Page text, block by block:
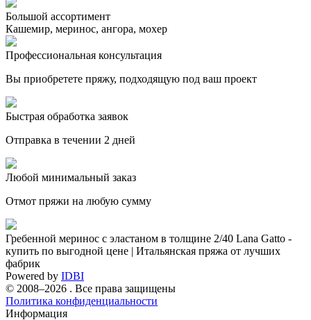
Большой ассортимент
Кашемир, меринос, ангора, мохер
Профессиональная консультация
Вы приобретете пряжу, подходящую под ваш проект
Быстрая обработка заявок
Отправка в течении 2 дней
Любой минимальный заказ
Отмот пряжи на любую сумму
Гребенной меринос с эластаном в толщине 2/40 Lana Gatto -
купить по выгодной цене | Итальянская пряжа от лучших
фабрик
Powered by IDBI
© 2008–2026 . Все права защищены
Политика конфиденциальности
Информация